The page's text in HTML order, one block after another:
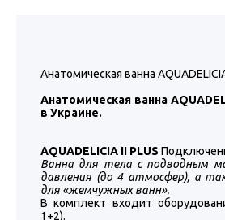
Анатомическая ванна
Анатомическая ванна
в Украине.
AQUADELICIA II PLUS
Ванна для тела с подводным
давления (до 4 атмосфер), а
для «жемчужных ванн».
В комплект входит
1+2).